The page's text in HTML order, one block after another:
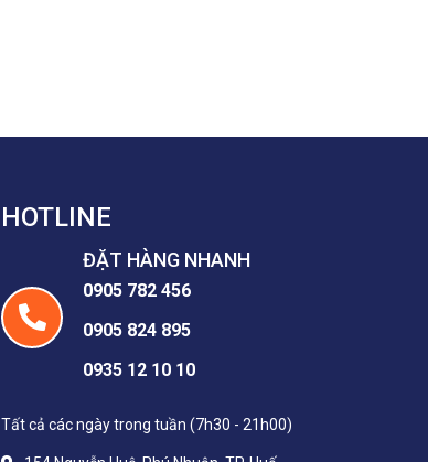
HOTLINE
ĐẶT HÀNG NHANH
0905 782 456
0905 824 895
0935 12 10 10
Tất cả các ngày trong tuần (7h30 - 21h00)